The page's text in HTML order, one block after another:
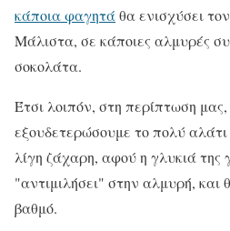
κάποια φαγητάθα ενισχύσει
Μάλιστα, σε κάποιες αλμυρές
σοκολάτα.
Έτσι λοιπόν, στη περίπτωση
εξουδετερώσουμε το πολύ
λίγη ζάχαρη, αφού η γλυκιά της
"αντιμιλήσει" στην αλμυρή, και
βαθμό.